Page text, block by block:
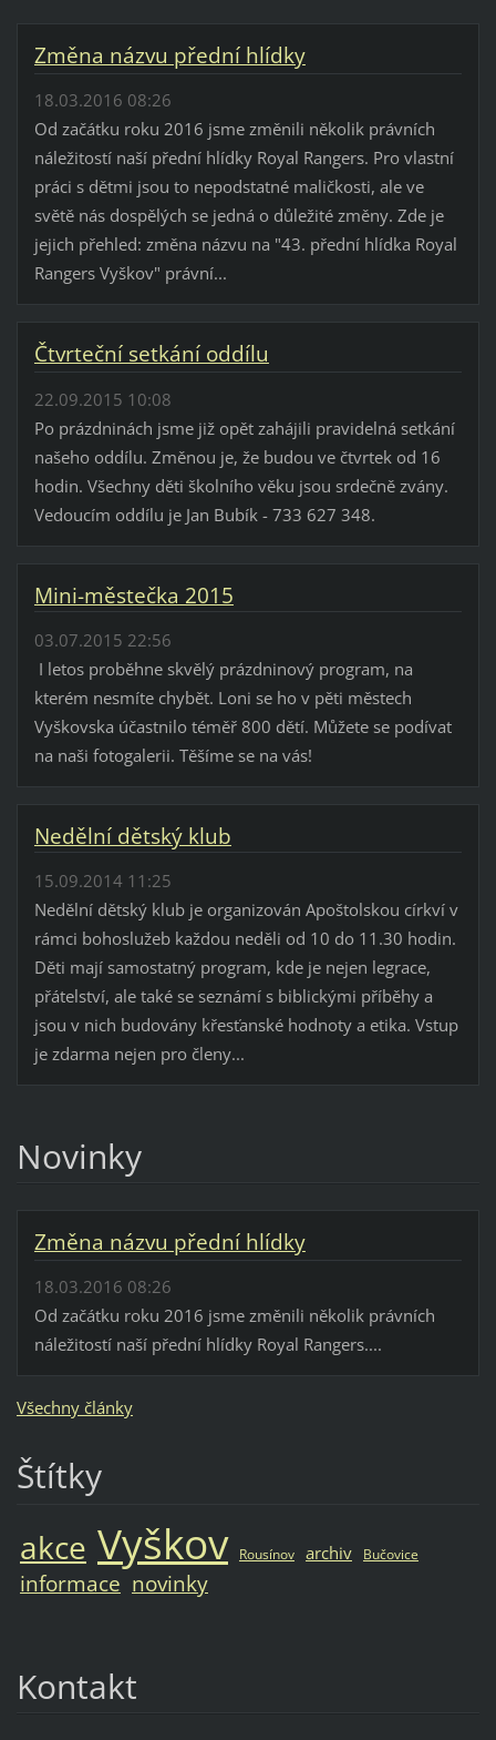
Změna názvu přední hlídky
18.03.2016 08:26
Od začátku roku 2016 jsme změnili několik právních
náležitostí naší přední hlídky Royal Rangers. Pro vlastní
práci s dětmi jsou to nepodstatné maličkosti, ale ve
světě nás dospělých se jedná o důležité změny. Zde je
jejich přehled: změna názvu na "43. přední hlídka Royal
Rangers Vyškov" právní...
Čtvrteční setkání oddílu
22.09.2015 10:08
Po prázdninách jsme již opět zahájili pravidelná setkání
našeho oddílu. Změnou je, že budou ve čtvrtek od 16
hodin. Všechny děti školního věku jsou srdečně zvány.
Vedoucím oddílu je Jan Bubík - 733 627 348.
Mini-městečka 2015
03.07.2015 22:56
I letos proběhne skvělý prázdninový program, na
kterém nesmíte chybět. Loni se ho v pěti městech
Vyškovska účastnilo téměř 800 dětí. Můžete se podívat
na naši fotogalerii. Těšíme se na vás!
Nedělní dětský klub
15.09.2014 11:25
Nedělní dětský klub je organizován Apoštolskou církví v
rámci bohoslužeb každou neděli od 10 do 11.30 hodin.
Děti mají samostatný program, kde je nejen legrace,
přátelství, ale také se seznámí s biblickými příběhy a
jsou v nich budovány křesťanské hodnoty a etika. Vstup
je zdarma nejen pro členy...
Novinky
Změna názvu přední hlídky
18.03.2016 08:26
Od začátku roku 2016 jsme změnili několik právních
náležitostí naší přední hlídky Royal Rangers....
Všechny články
Štítky
akce Vyškov Rousínov archiv Bučovice
informace novinky
Kontakt